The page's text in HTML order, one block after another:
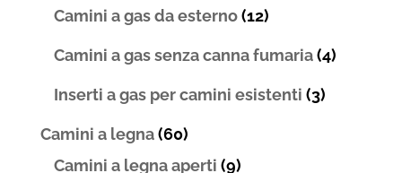
Camini a gas da esterno (12)
Camini a gas senza canna fumaria (4)
Inserti a gas per camini esistenti (3)
Camini a legna (60)
Camini a legna aperti (9)